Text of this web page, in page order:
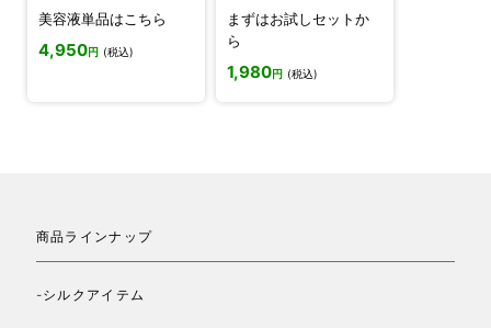
美容液単品はこちら
4,950円 (税込)
まずはお試しセットか
ら
1,980円 (税込)
商品ラインナップ
-シルクアイテム